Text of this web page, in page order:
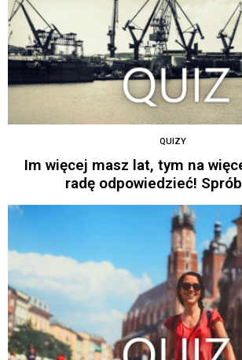
QUIZY
Im więcej masz lat, tym na
radę odpowiedzieć!